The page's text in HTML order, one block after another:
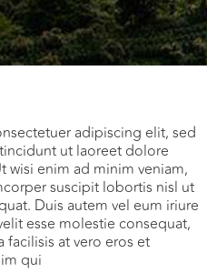
adipiscing elit, sed
ut laoreet dolore
wisi enim ad minim veniam,
suscipit lobortis nisl ut
Duis autem vel eum iriure
esse molestie consequat,
at vero eros et
qui